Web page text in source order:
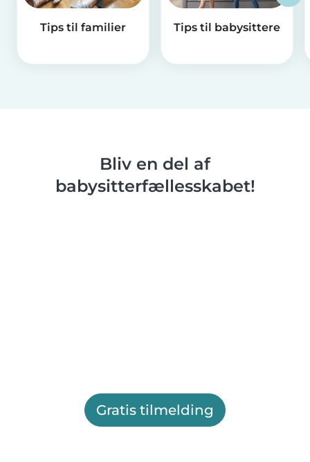
Tips til familier Tips til babysittere
Bliv en del af
babysitterfællesskabet!
Gratis tilmelding